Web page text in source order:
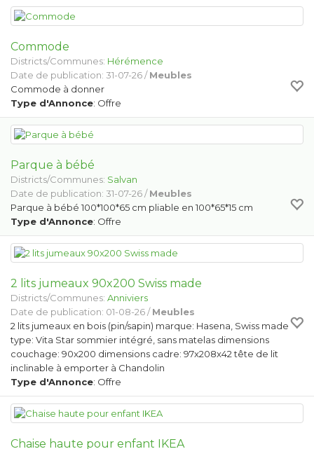
Commode
Districts/Communes: Hérémence
Date de publication: 31-07-26 /Meubles
Commode à donner
Type d'Annonce: Offre
Parque à bébé
Districts/Communes: Salvan
Date de publication: 31-07-26 /Meubles
Parque à bébé 100*100*65 cm pliable en 100*65*15 cm
Type d'Annonce: Offre
2 lits jumeaux 90x200 Swiss made
Districts/Communes: Anniviers
Date de publication: 01-08-26 /Meubles
2 lits jumeaux en bois (pin/sapin) marque: Hasena, Swiss made
type: Vita Star sommier intégré, sans matelas dimensions
couchage: 90x200 dimensions cadre: 97x208x42 tête de lit
inclinable à emporter à Chandolin
Type d'Annonce: Offre
Chaise haute pour enfant IKEA